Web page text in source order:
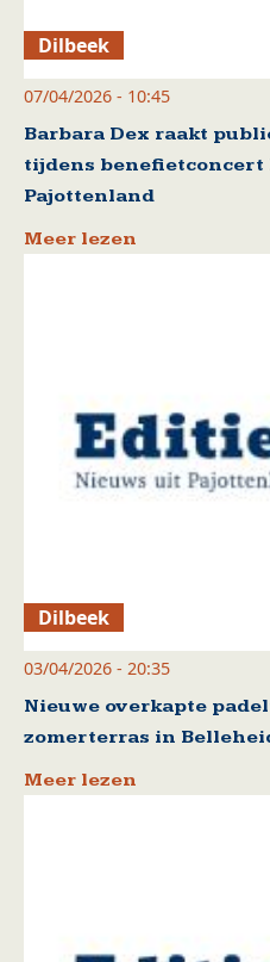
Dilbeek
07/04/2026 - 10:45
Barbara Dex raakt
tijdens benefietconcert
Pajottenland
Meer lezen
Dilbeek
03/04/2026 - 20:35
Nieuwe overkapte
zomerterras in
Meer lezen